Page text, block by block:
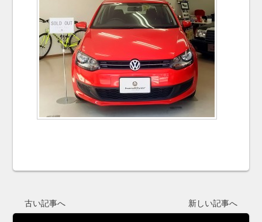
古い記事へ 新しい記事へ